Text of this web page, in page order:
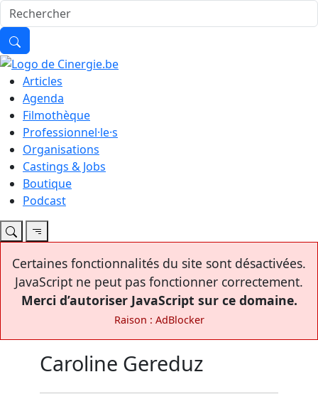
Articles
Agenda
Filmothèque
Professionnel·le·s
Organisations
Castings & Jobs
Boutique
Podcast
Certaines fonctionnalités du site sont désactivées.
JavaScript ne peut pas fonctionner correctement.
Merci d’autoriser JavaScript sur ce domaine.
Raison : AdBlocker
Caroline Gereduz